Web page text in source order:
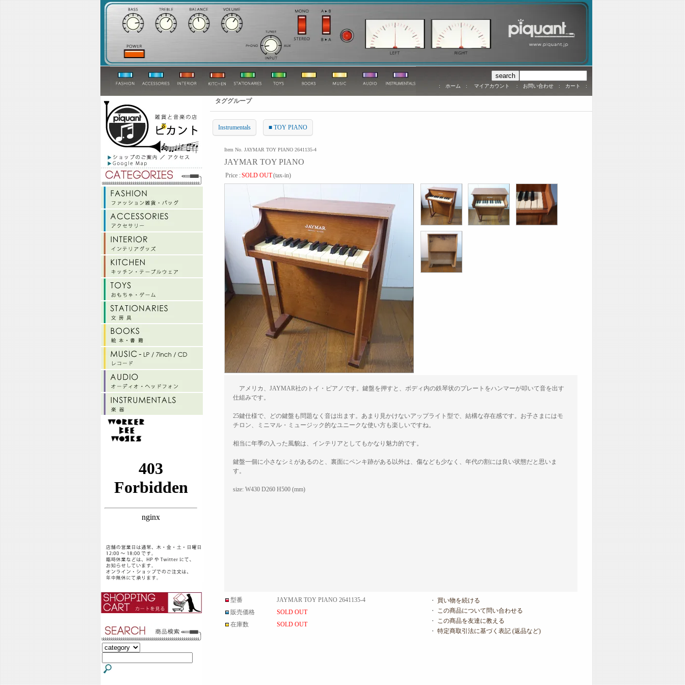
: ホーム : マイアカウント : お問い合わせ : カート :
タググループ
Instrumentals ■ TOY PIANO
Item No. JAYMAR TOY PIANO 2641135-4
JAYMAR TOY PIANO
Price :SOLD OUT(tax-in)
アメリカ、JAYMAR社のトイ・ピアノです。鍵盤を押すと、ボディ内の鉄琴状のプレートをハンマーが叩いて音を出す
仕組みです。
25鍵仕様で、どの鍵盤も問題なく音は出ます。あまり見かけないアップライト型で、結構な存在感です。お子さまにはモ
チロン、ミニマル・ミュージック的なユニークな使い方も楽しいですね。
相当に年季の入った風貌は、インテリアとしてもかなり魅力的です。
鍵盤一個に小さなシミがあるのと、裏面にペンキ跡がある以外は、傷なども少なく、年代の割には良い状態だと思いま
す。
size: W430 D260 H500 (mm)
型番
JAYMAR TOY PIANO 2641135-4
販売価格
SOLD OUT
在庫数
SOLD OUT
・ 買い物を続ける
・ この商品について問い合わせる
・ この商品を友達に教える
・ 特定商取引法に基づく表記 (返品など)